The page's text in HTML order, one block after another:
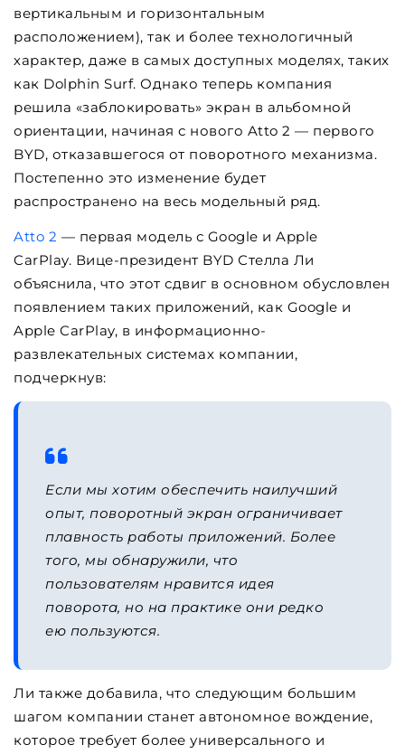
вертикальным и горизонтальным
расположением), так и более технологичный
характер, даже в самых доступных моделях, таких
как Dolphin Surf. Однако теперь компания
решила «заблокировать» экран в альбомной
ориентации, начиная с нового Atto 2 — первого
BYD, отказавшегося от поворотного механизма.
Постепенно это изменение будет
распространено на весь модельный ряд.
Atto 2 — первая модель с Google и Apple
CarPlay. Вице-президент BYD Стелла Ли
объяснила, что этот сдвиг в основном обусловлен
появлением таких приложений, как Google и
Apple CarPlay, в информационно-
развлекательных системах компании,
подчеркнув:
Если мы хотим обеспечить наилучший
опыт, поворотный экран ограничивает
плавность работы приложений. Более
того, мы обнаружили, что
пользователям нравится идея
поворота, но на практике они редко
ею пользуются.
Ли также добавила, что следующим большим
шагом компании станет автономное вождение,
которое требует более универсального и